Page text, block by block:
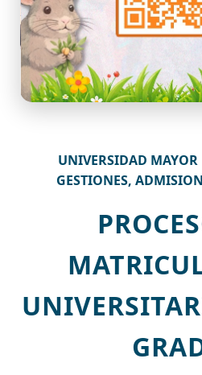
UNIVERSIDAD MAYOR
GESTIONES,